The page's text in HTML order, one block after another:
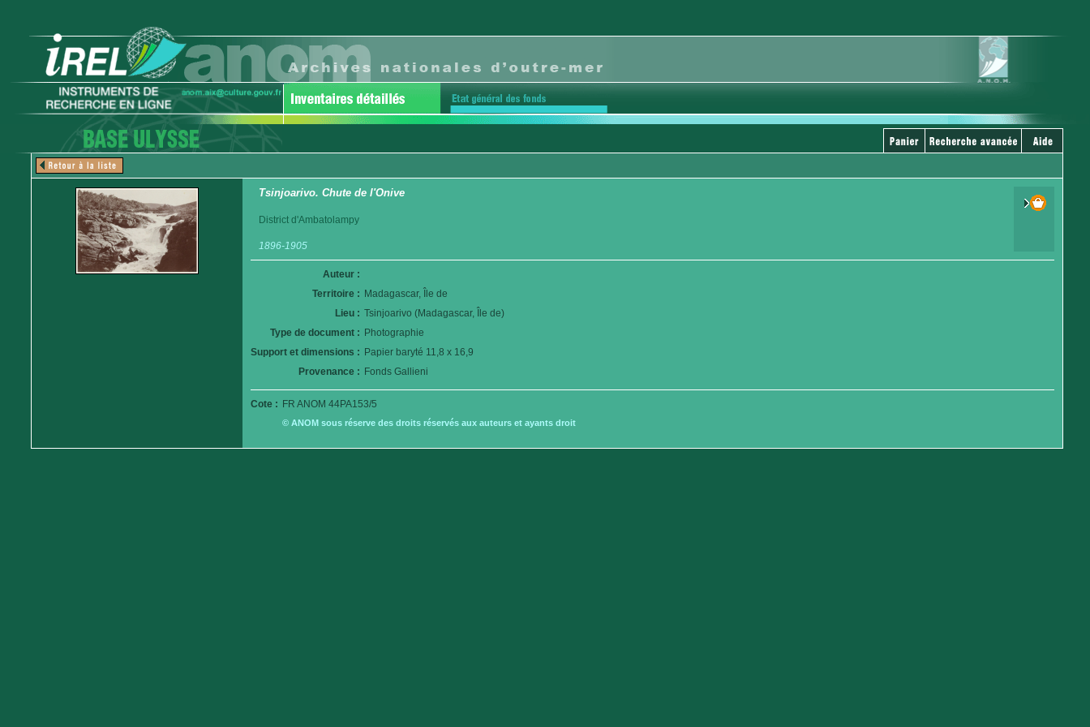
Tsinjoarivo. Chute de l'Onive
District d'Ambatolampy
1896-1905
Auteur :
Territoire : Madagascar, Île de
Lieu : Tsinjoarivo (Madagascar, Île de)
Type de document : Photographie
Support et dimensions : Papier baryté 11,8 x 16,9
Provenance : Fonds Gallieni
Cote : FR ANOM 44PA153/5
© ANOM sous réserve des droits réservés aux auteurs et ayants droit